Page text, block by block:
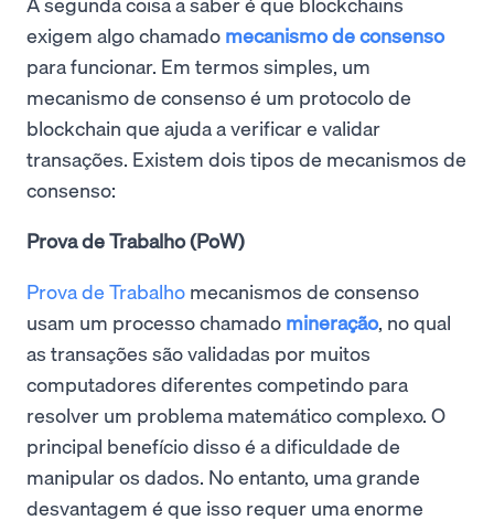
exigem algo chamado mecanismo de consenso
para funcionar. Em termos simples, um
mecanismo de consenso é um protocolo de
blockchain que ajuda a verificar e validar
transações. Existem dois tipos de mecanismos de
consenso:
Prova de Trabalho (PoW)
Prova de Trabalho mecanismos de consenso
usam um processo chamado mineração, no qual
as transações são validadas por muitos
computadores diferentes competindo para
resolver um problema matemático complexo. O
principal benefício disso é a dificuldade de
manipular os dados. No entanto, uma grande
desvantagem é que isso requer uma enorme